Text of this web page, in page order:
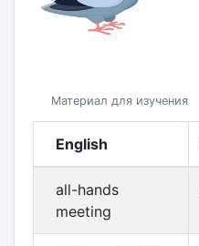
Материал для изучения
English
all-hands
meeting